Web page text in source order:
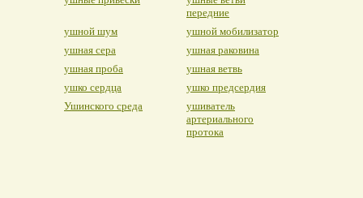
передние
ушной шум
ушной мобилизатор
ушная сера
ушная раковина
ушная проба
ушная ветвь
ушко сердца
ушко предсердия
Ушинского среда
ушиватель
артериального
протока